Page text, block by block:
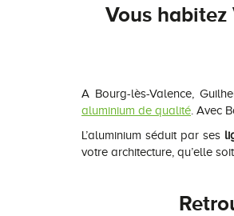
Vous habitez
A Bourg-lès-Valence,
aluminium de qualité . Avec
L’aluminium séduit par ses
votre architecture, qu’elle